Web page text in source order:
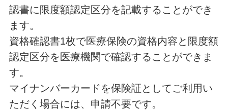
認書に限度額認定区分を記載することができ
ます。
資格確認書1枚で医療保険の資格内容と限度額
認定区分を医療機関で確認することができま
す。
マイナンバーカードを保険証としてご利用い
ただく場合には、申請不要です。